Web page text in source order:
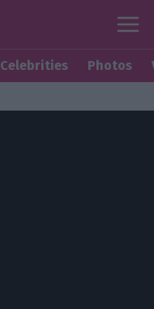
Celebrities Photos